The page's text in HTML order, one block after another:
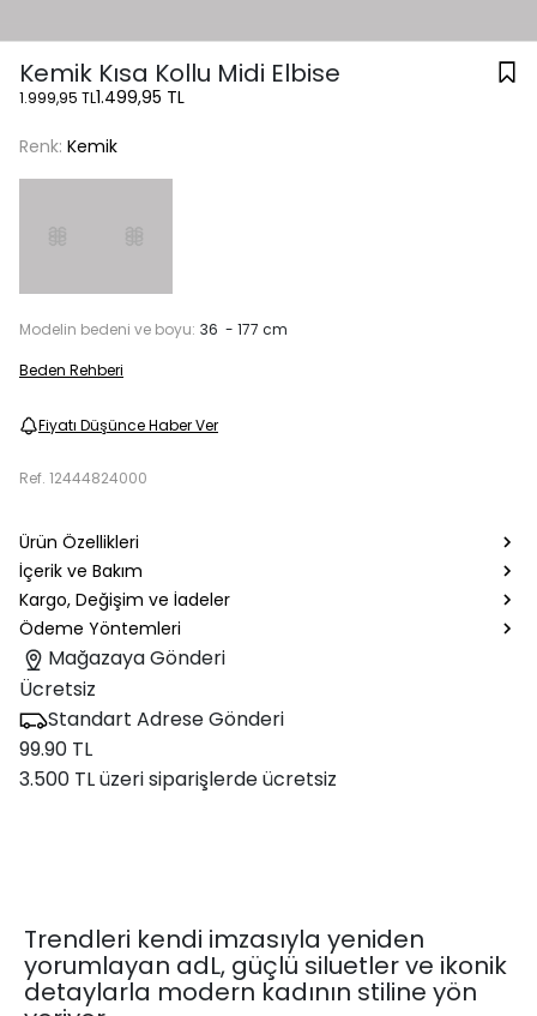
Kemik Kısa Kollu Midi Elbise
1.999,95 TL1.499,95 TL
Renk: Kemik
Modelin bedeni ve boyu: 36 - 177 cm
Beden Rehberi
Fiyatı Düşünce Haber Ver
Ref. 12444824000
Ürün Özellikleri
İçerik ve Bakım
Kargo, Değişim ve İadeler
Ödeme Yöntemleri
Mağazaya Gönderi
Ücretsiz
Standart Adrese Gönderi
99.90 TL
3.500 TL üzeri siparişlerde ücretsiz
Trendleri kendi imzasıyla yeniden
yorumlayan adL, güçlü siluetler ve ikonik
detaylarla modern kadının stiline yön